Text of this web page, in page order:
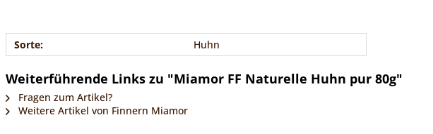
Sorte: Huhn
Weiterführende Links zu "Miamor FF Naturelle Huhn pur 80g"
Fragen zum Artikel?
Weitere Artikel von Finnern Miamor